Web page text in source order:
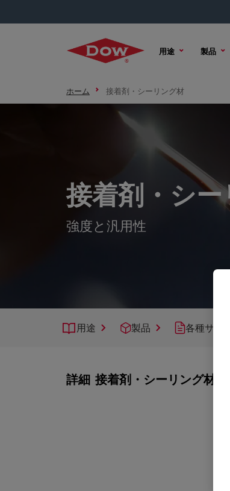
用途 製品
ホーム 接着剤・シーリング材
接着剤・シ
強度と汎用性
用途 製品 各種サポ
詳細 接着剤・シーリング材